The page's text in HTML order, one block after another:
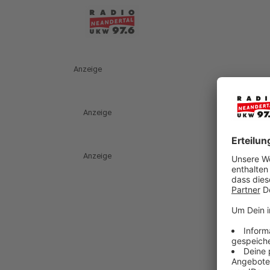
Anzeige
Anzeige
Anzeige